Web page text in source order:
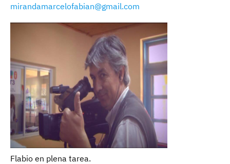
mirandamarcelofabian@gmail.com
Flabio en plena tarea.